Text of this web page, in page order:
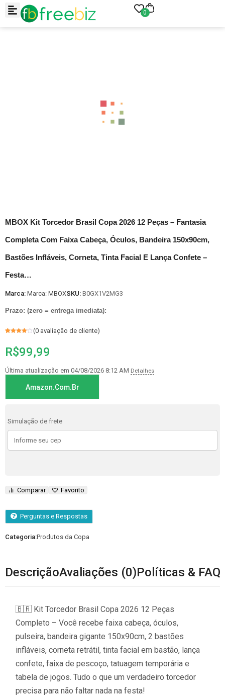
0
MBOX Kit Torcedor Brasil Copa 2026 12 Peças – Fantasia
Completa Com Faixa Cabeça, Óculos, Bandeira 150x90cm,
Bastões Infláveis, Corneta, Tinta Facial E Lança Confete –
Festa…
Marca: Marca: MBOXSKU: B0GX1V2MG3
Prazo: (zero = entrega imediata):
de 5, com
baseado
de cliente
(0 avaliação de cliente)
R$99,99
Última atualização em 04/08/2026 8:12 AM Detalhes
Amazon.com.br
Simulação de frete
Comparar Favorito
Perguntas e Respostas
Categoria:Produtos da Copa
DescriçãoAvaliações (0)Políticas & FAQ
🇧🇷 Kit Torcedor Brasil Copa 2026 12 Peças
Completo – Você recebe faixa cabeça, óculos,
pulseira, bandeira gigante 150x90cm, 2 bastões
infláveis, corneta retrátil, tinta facial em bastão, lança
confete, faixa de pescoço, tatuagem temporária e
tabela de jogos. Tudo o que um verdadeiro torcedor
precisa para não faltar nada na festa!